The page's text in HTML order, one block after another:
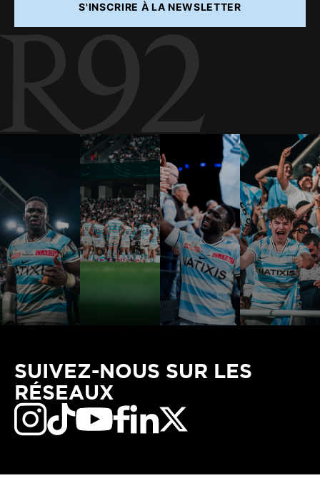
S'INSCRIRE À LA NEWSLETTER
SUIVEZ-NOUS SUR LES
RÉSEAUX